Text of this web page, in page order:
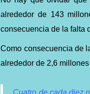
alrededor de 143
consecuencia de la falta
Como consecuencia de
alrededor de 2,6
Cuatro de cada diez